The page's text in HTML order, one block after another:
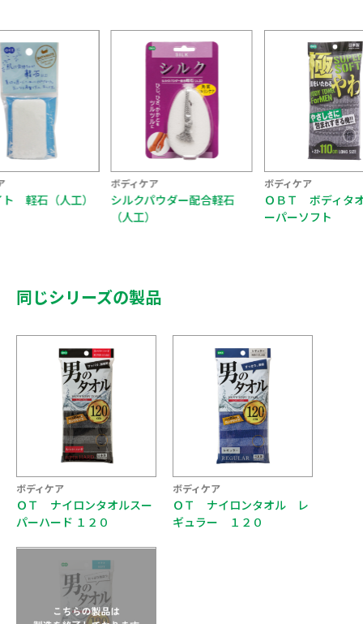
ア
パウダー配合軽石
ボディケア
ＯＢＴ ボディタオル ス
ーパーソフト
ボディケア
ＯＢＴ ボデ
ルトラハード
同じシリーズの製品
ボディケア
ＯＴ ナイロンタオルスー
パーハード １２０
ボディケア
ＯＴ ナイロンタオル レ
ギュラー １２０